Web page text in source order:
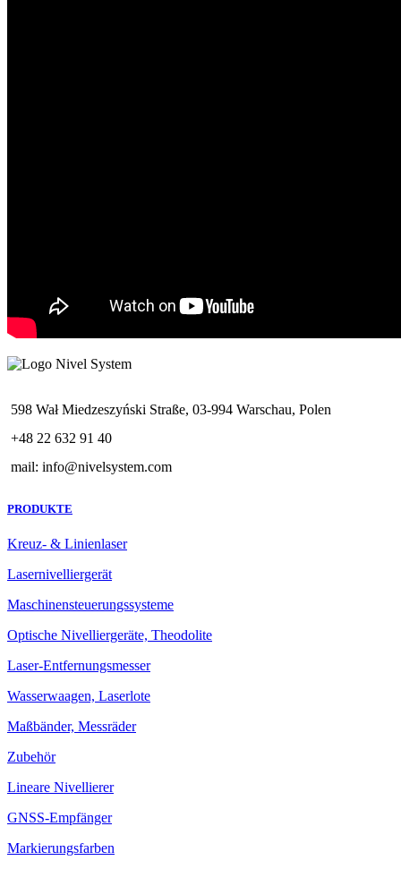
598 Wał Miedzeszyński Straße, 03-994 Warschau, Polen
+48 22 632 91 40
mail: info@nivelsystem.com
PRODUKTE
Kreuz- & Linienlaser
Lasernivelliergerät
Maschinensteuerungssysteme
Optische Nivelliergeräte, Theodolite
Laser-Entfernungsmesser
Wasserwaagen, Laserlote
Maßbänder, Messräder
Zubehör
Lineare Nivellierer
GNSS-Empfänger
Markierungsfarben